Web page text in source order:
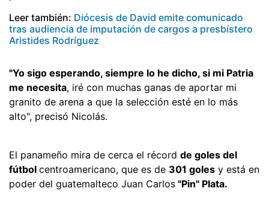
Leer también: Diócesis de David emite comunicado
tras audiencia de imputación de cargos a presbístero
Aristides Rodríguez
"Yo sigo esperando, siempre lo he dicho, si mi Patria
me necesita, iré con muchas ganas de aportar mi
granito de arena a que la selección esté en lo más
alto", precisó Nicolás.
El panameño mira de cerca el récord de goles del
fútbol centroamericano, que es de 301 goles y está en
poder del guatemalteco Juan Carlos "Pin" Plata.